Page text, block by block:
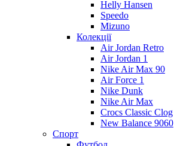
Helly Hansen
Speedo
Mizuno
Колекції
Air Jordan Retro
Air Jordan 1
Nike Air Max 90
Air Force 1
Nike Dunk
Nike Air Max
Crocs Classic Clog
New Balance 9060
Спорт